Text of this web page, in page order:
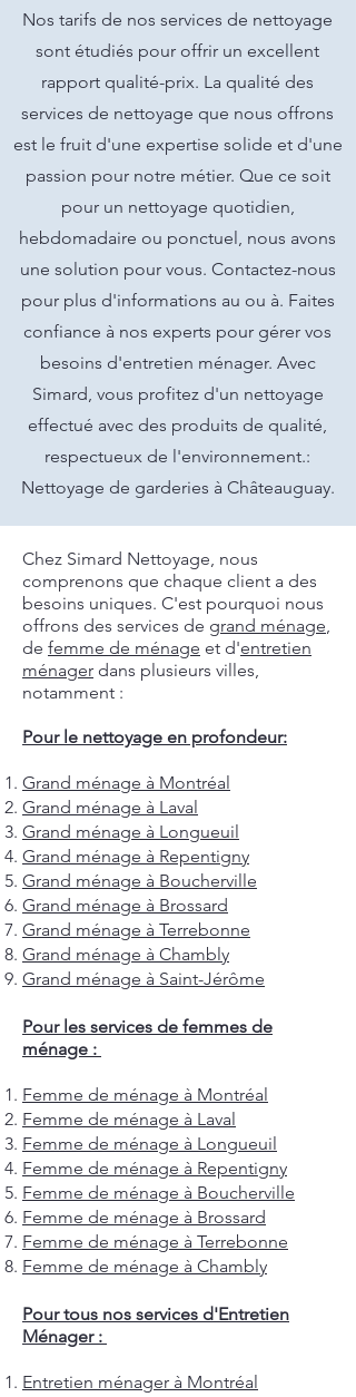
Nos tarifs de nos services de nettoyage
sont étudiés pour offrir un excellent
rapport qualité-prix. La qualité des
services de nettoyage que nous offrons
est le fruit d'une expertise solide et d'une
passion pour notre métier. Que ce soit
pour un nettoyage quotidien,
hebdomadaire ou ponctuel, nous avons
une solution pour vous. Contactez-nous
pour plus d'informations au ou à. Faites
confiance à nos experts pour gérer vos
besoins d'entretien ménager. Avec
Simard, vous profitez d'un nettoyage
effectué avec des produits de qualité,
respectueux de l'environnement.:
Nettoyage de garderies à Châteauguay.
Chez Simard Nettoyage, nous
comprenons que chaque client a des
besoins uniques. C'est pourquoi nous
offrons des services de grand ménage,
de femme de ménage et d'entretien
ménager dans plusieurs villes,
notamment :
Pour le nettoyage en profondeur:
Grand ménage à Montréal
Grand ménage à Laval
Grand ménage à Longueuil
Grand ménage à Repentigny
Grand ménage à Boucherville
Grand ménage à Brossard
Grand ménage à Terrebonne
Grand ménage à Chambly
Grand ménage à Saint-Jérôme
Pour les services de femmes de
ménage :
Femme de ménage à Montréal
Femme de ménage à Laval
Femme de ménage à Longueuil
Femme de ménage à Repentigny
Femme de ménage à Boucherville
Femme de ménage à Brossard
Femme de ménage à Terrebonne
Femme de ménage à Chambly
Pour tous nos services d'Entretien
Ménager :
Entretien ménager à Montréal